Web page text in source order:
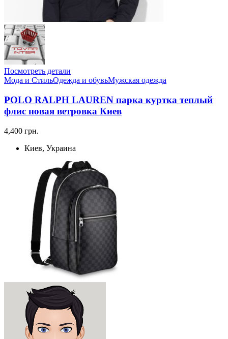
Посмотреть детали
Мода и СтильОдежда и обувьМужская одежда
POLO RALPH LAUREN парка куртка теплый
флис новая ветровка Киев
4,400 грн.
Киев, Украина